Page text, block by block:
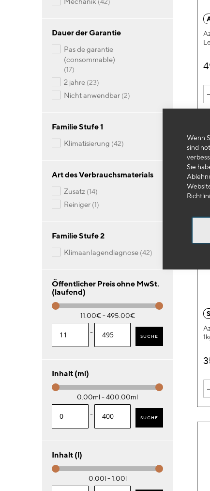
Wenn
sind
Sie
Dauer der Garantie
pas de garantie
(consommable)
17Artikel
2 jahre 23Artikel
nicht anwendbar 2Artikel
Familie Stufe 1
klimatisierung 42Artikel
Art des Verbrauchsmaterials
zusatz 14Artikel
reiniger 1Artikel
Familie Stufe 2
klimaanlagendiagnose 42Artikel
Öffentlicher Preis ohne MwSt.
(laufend)
11.00€ - 495.00€
- SUCHE
Inhalt (ml)
0.00ml - 400.00ml
- SUCHE
Inhalt (l)
0.00l - 1.00l